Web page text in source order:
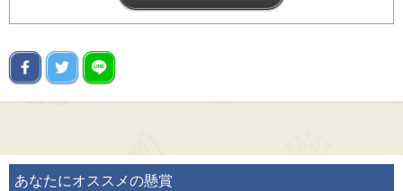
あなたにオススメの懸賞